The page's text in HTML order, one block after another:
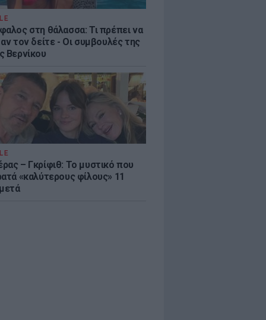
στη θάλασσα: Τι πρέπει να
τον δείτε - Οι συμβουλές της
Βερνίκου
– Γκρίφιθ: Το μυστικό που
«καλύτερους φίλους» 11